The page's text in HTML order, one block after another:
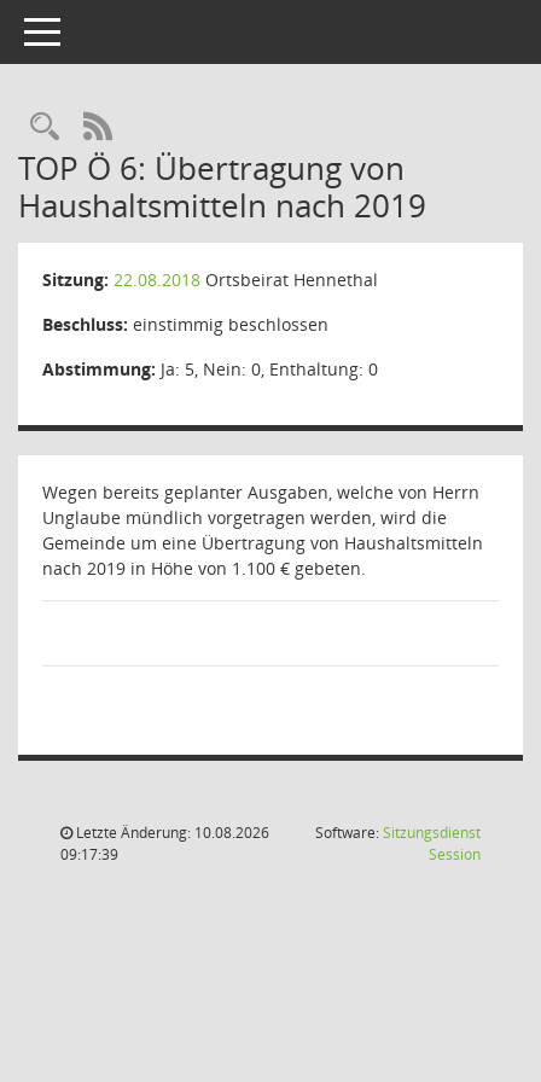
Toggle navigation
Rechercheauswahl
RSS-Feed
TOP Ö 6: Übertragung von
Haushaltsmitteln nach 2019
Sitzung: 22.08.2018 Ortsbeirat Hennethal
Beschluss: einstimmig beschlossen
Abstimmung: Ja: 5, Nein: 0, Enthaltung: 0
Wegen bereits geplanter Ausgaben, welche von Herrn
Unglaube mündlich vorgetragen werden, wird die
Gemeinde um eine Übertragung von Haushaltsmitteln
nach 2019 in Höhe von 1.100 € gebeten.
Letzte Änderung: 10.08.2026
09:17:39
Software:Sitzungsdienst
Session(Wird in